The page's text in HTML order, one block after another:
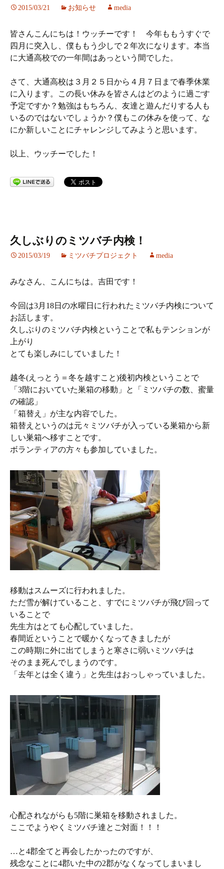
2015/03/21 お知らせ media
皆さんこんにちは！ウッチーです！ 今年ももうすぐで
四月に突入し、僕ももう少しで２年次になります。本当
に大通高校での一年間はあっという間でした。
さて、大通高校は３月２５日から４月７日まで春季休業
に入ります。この長い休みを皆さんはどのように過ごす
予定ですか？勉強はもちろん、友達と遊んだりする人も
いるのではないでしょうか？僕もこの休みを使って、な
にか新しいことにチャレンジしてみようと思います。
以上、ウッチーでした！
久しぶりのミツバチ内検！
2015/03/19 ミツバチプロジェクト media
みなさん、こんにちは。吉田です！
今回は3月18日の水曜日に行われたミツバチ内検について
お話します。
久しぶりのミツバチ内検ということで私もテンションが
上がり
とても楽しみにしていました！
越冬(えっとう＝冬を越すこと)後初内検ということで
「3階においていた巣箱の移動」と「ミツバチの数、蜜量
の確認」
「箱替え」が主な内容でした。
箱替えというのは元々ミツバチが入っている巣箱から新
しい巣箱へ移すことです。
ボランティアの方々も参加していました。
移動はスムーズに行われました。
ただ雪が解けていること、すでにミツバチが飛び回って
いることで
先生方はとても心配していました。
春間近ということで暖かくなってきましたが
この時期に外に出てしまうと寒さに弱いミツバチは
そのまま死んでしまうのです。
「去年とは全く違う」と先生はおっしゃっていました。
心配されながらも5階に巣箱を移動されました。
ここでようやくミツバチ達とご対面！！！
…と4郡全てと再会したかったのですが、
残念なことに4郡いた中の2郡がなくなってしまいまし